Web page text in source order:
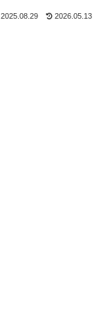
2025.08.29 2026.05.13